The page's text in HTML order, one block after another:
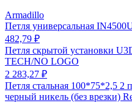
Armadillo
Петля универсальная
482,79 ₽
Петля скрытой установки
TECH/NO LOGO
2 283,27 ₽
Петля стальная 100*75*2,5
черный никель (без врезки)